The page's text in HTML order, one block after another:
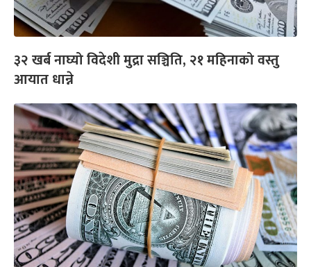
३२ खर्ब नाघ्यो विदेशी मुद्रा सञ्चिति, २१ महिनाको वस्तु
आयात धान्ने